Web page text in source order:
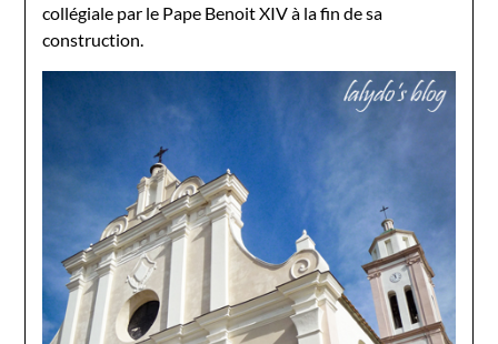
collégiale par le Pape Benoit XIV à la fin de sa
construction.